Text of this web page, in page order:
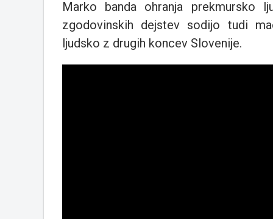
Marko banda ohranja prekmursko
zgodovinskih dejstev sodijo tudi
ljudsko z drugih koncev Slovenije.